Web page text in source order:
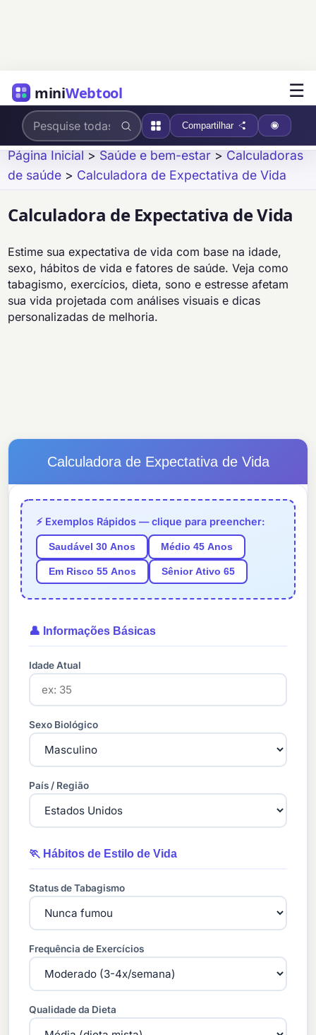
miniWebtool ☰
Compartilhar
Página Inicial > Saúde e bem-estar > Calculadoras
de saúde > Calculadora de Expectativa de Vida
Calculadora de Expectativa de Vida
Estime sua expectativa de vida com base na idade,
sexo, hábitos de vida e fatores de saúde. Veja como
tabagismo, exercícios, dieta, sono e estresse afetam
sua vida projetada com análises visuais e dicas
personalizadas de melhoria.
Calculadora de Expectativa de Vida
⚡ Exemplos Rápidos — clique para preencher:
Saudável 30 Anos Médio 45 Anos
Em Risco 55 Anos Sênior Ativo 65
👤 Informações Básicas
Idade Atual
Sexo Biológico
País / Região
🏃 Hábitos de Estilo de Vida
Status de Tabagismo
Frequência de Exercícios
Qualidade da Dieta